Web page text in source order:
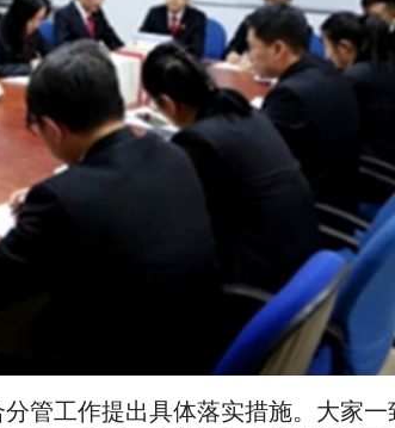
管工作提出具体落实措施。大家一